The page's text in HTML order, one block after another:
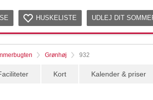
HUSKELISTE UDLEJ DIT
Grønhøj 932
Kort Kalender & priser